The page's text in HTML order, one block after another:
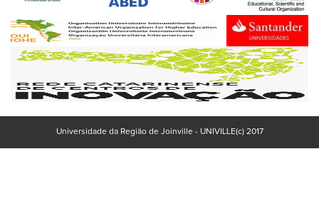
Universidade da Região de Joinville - UNIVILLE(c) 2017